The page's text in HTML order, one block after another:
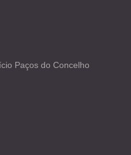
Paços do Concelho